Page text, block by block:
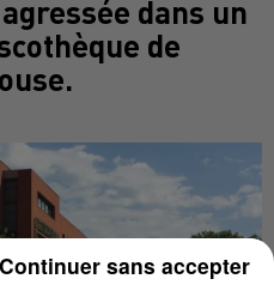
dans un
de
Continuer sans accepter